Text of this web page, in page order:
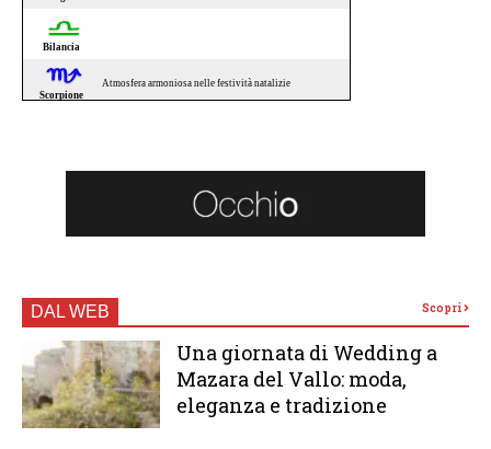
DAL WEB Scopri
Una giornata di Wedding a
Mazara del Vallo: moda,
eleganza e tradizione